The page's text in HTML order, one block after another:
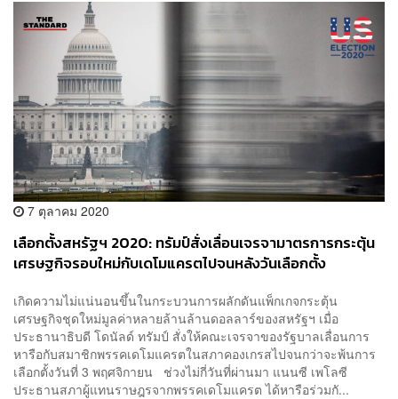
7 ตุลาคม 2020
เลือกตั้งสหรัฐฯ 2020: ทรัมป์สั่งเลื่อนเจรจามาตรการกระตุ้น
เศรษฐกิจรอบใหม่กับเดโมแครตไปจนหลังวันเลือกตั้ง
เกิดความไม่แน่นอนขึ้นในกระบวนการผลักดันแพ็กเกจกระตุ้น
เศรษฐกิจชุดใหม่มูลค่าหลายล้านล้านดอลลาร์ของสหรัฐฯ เมื่อ
ประธานาธิบดี โดนัลด์ ทรัมป์ สั่งให้คณะเจรจาของรัฐบาลเลื่อนการ
หารือกับสมาชิกพรรคเดโมแครตในสภาคองเกรสไปจนกว่าจะพ้นการ
เลือกตั้งวันที่ 3 พฤศจิกายน ช่วงไม่กี่วันที่ผ่านมา แนนซี เพโลซี
ประธานสภาผู้แทนราษฎรจากพรรคเดโมแครต ได้หารือร่วมกั...